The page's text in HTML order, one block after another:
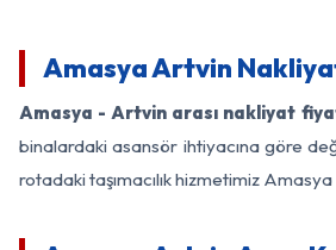
Amasya Artvin
Amasya - Artvin arası nakliyat
binalardaki asansör ihtiyacına göre
rotadaki taşımacılık hizmetimiz